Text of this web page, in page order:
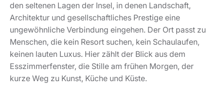
den seltenen Lagen der Insel, in denen Landschaft,
Architektur und gesellschaftliches Prestige eine
ungewöhnliche Verbindung eingehen. Der Ort passt zu
Menschen, die kein Resort suchen, kein Schaulaufen,
keinen lauten Luxus. Hier zählt der Blick aus dem
Esszimmerfenster, die Stille am frühen Morgen, der
kurze Weg zu Kunst, Küche und Küste.